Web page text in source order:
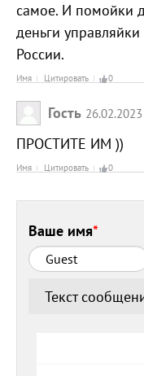
самое. И помойки
деньги
России.
Имя Цитировать 0
Гость 26.02.2023
ПРОСТИТЕ ИМ ))
Имя Цитировать 0
Ваше имя*
Текст